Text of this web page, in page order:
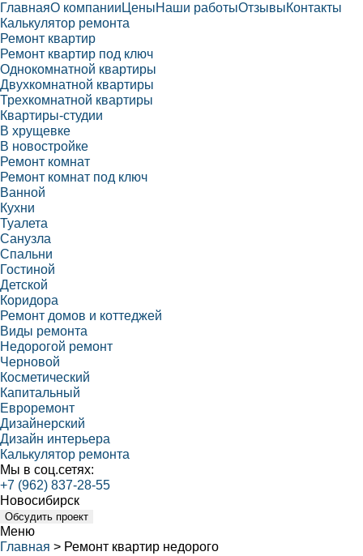
ГлавнаяО компании ЦеныНаши работыОтзывыКонтакты
Калькулятор ремонта
Ремонт квартир
Ремонт квартир под ключ
Однокомнатной квартиры
Двухкомнатной квартиры
Трехкомнатной квартиры
Квартиры-студии
В хрущевке
В новостройке
Ремонт комнат
Ремонт комнат под ключ
Ванной
Кухни
Туалета
Санузла
Спальни
Гостиной
Детской
Коридора
Ремонт домов и коттеджей
Виды ремонта
Недорогой ремонт
Черновой
Косметический
Капитальный
Евроремонт
Дизайнерский
Дизайн интерьера
Калькулятор ремонта
Мы в соц.сетях:
+7 (962) 837-28-55
Новосибирск
Обсудить проект
Меню
Главная > Ремонт квартир недорого